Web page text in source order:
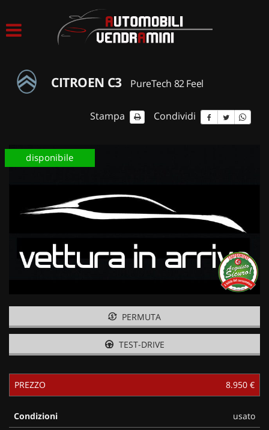
ACQUISTIAMO USATO
CONTATTI
CITROEN C3 PureTech 82 Feel
Stampa Condividi
disponibile
PERMUTA
TEST-DRIVE
PREZZO 8.950 €
Condizioni
usato